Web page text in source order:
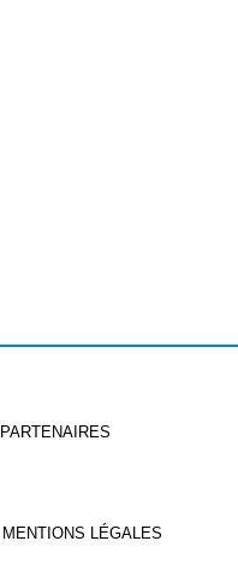
PARTENAIRES
MENTIONS LÉGALES